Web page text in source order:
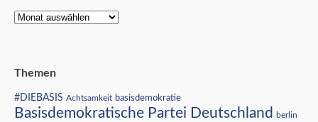
Themen
#DIEBASIS Achtsamkeit basisdemokratie
Basisdemokratische Partei Deutschland berlin